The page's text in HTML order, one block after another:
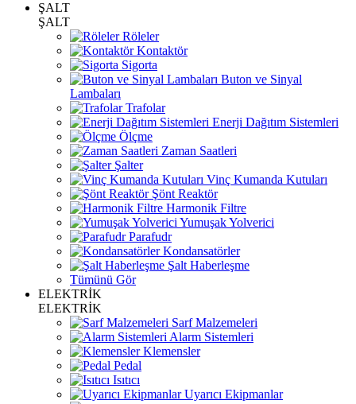
ŞALT
ŞALT
Röleler
Kontaktör
Sigorta
Buton ve Sinyal
Lambaları
Trafolar
Enerji Dağıtım Sistemleri
Ölçme
Zaman Saatleri
Şalter
Vinç Kumanda Kutuları
Şönt Reaktör
Harmonik Filtre
Yumuşak Yolverici
Parafudr
Kondansatörler
Şalt Haberleşme
Tümünü Gör
ELEKTRİK
ELEKTRİK
Sarf Malzemeleri
Alarm Sistemleri
Klemensler
Pedal
Isıtıcı
Uyarıcı Ekipmanlar